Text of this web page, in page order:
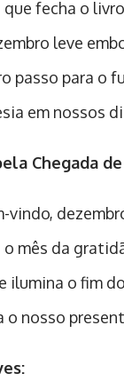
fecha o
leve
passo para o
em nossos
Chegada
vindo,
o mês da
ilumina o fim
o nosso